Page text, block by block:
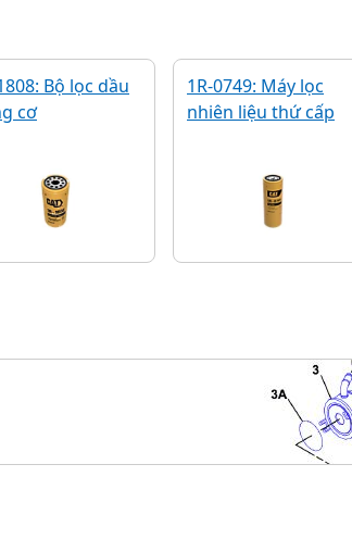
Bộ lọc dầu
cơ
1R-0749: Máy lọc
nhiên liệu thứ cấp